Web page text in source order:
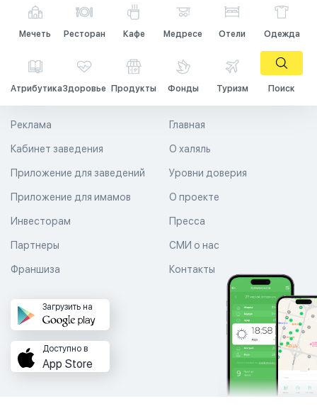
Мечеть Ресторан Кафе Медресе Отели Одежда
АтрибутикаЗдоровье Продукты Фонды Туризм Поиск
Главная
О халяль
Уровни доверия
Реклама
Кабинет заведения
Приложение для заведений
Приложение для имамов О проекте
Пресса
СМИ о нас
Контакты
Инвесторам
Партнеры
Франшиза
Загрузить на
Доступно в
App Store